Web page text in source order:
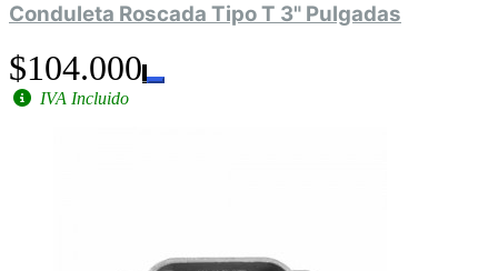
Conduleta Roscada Tipo T 3" Pulgadas
$104.000
IVA Incluido